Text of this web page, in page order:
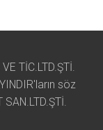
TİC.LTD.ŞTİ.
söz